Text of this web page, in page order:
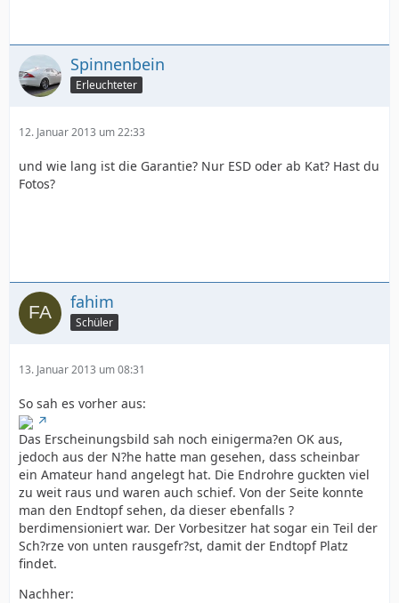
Spinnenbein
Erleuchteter
12. Januar 2013 um 22:33
und wie lang ist die Garantie? Nur ESD oder ab Kat? Hast du
Fotos?
fahim
Schüler
13. Januar 2013 um 08:31
So sah es vorher aus:
Das Erscheinungsbild sah noch einigerma?en OK aus,
jedoch aus der N?he hatte man gesehen, dass scheinbar
ein Amateur hand angelegt hat. Die Endrohre guckten viel
zu weit raus und waren auch schief. Von der Seite konnte
man den Endtopf sehen, da dieser ebenfalls ?
berdimensioniert war. Der Vorbesitzer hat sogar ein Teil der
Sch?rze von unten rausgefr?st, damit der Endtopf Platz
findet.
Nachher: